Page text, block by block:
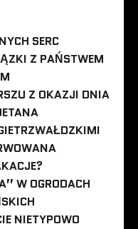
SERC
Z PAŃSTWEM
Z OKAZJI DNIA
W OGRODACH
NIETYPOWO